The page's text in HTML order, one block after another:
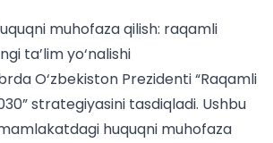
muhofaza qilish: raqamli
ta’lim yo‘nalishi
O‘zbekiston Prezidenti “Raqamli
strategiyasini tasdiqladi. Ushbu
huquqni muhofaza